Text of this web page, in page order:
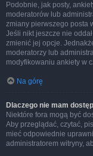
Podobnie, jak posty,
moderatorów lub
zmiany pierwszego posta
Jeśli nikt jeszcze nie
zmienić jej opcje.
moderatorzy lub
modyfikowaniu ankiety w
Na górę
Dlaczego nie mam
Niektóre fora mogą być
Aby przeglądać, czytać,
mieć odpowiednie
administratorem witryny,